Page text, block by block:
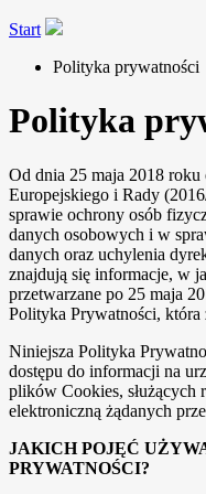
Start
Polityka prywatności
Polityka
Od dnia 25 maja 2018 roku
Europejskiego i Rady
sprawie ochrony osób
danych osobowych i w
danych oraz uchylenia
znajdują się informacje, w
przetwarzane po 25 maja
Polityka Prywatności, która
Niniejsza Polityka
dostępu do informacji na
plików Cookies, służących
elektroniczną żądanych
JAKICH POJĘĆ
PRYWATNOŚCI?